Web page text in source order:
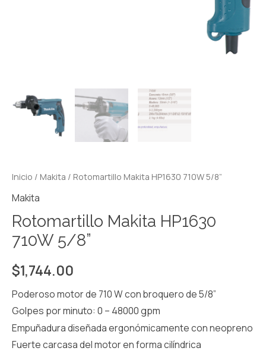
Inicio / Makita / Rotomartillo Makita HP1630 710W 5/8”
Makita
Rotomartillo Makita HP1630
710W 5/8”
$1,744.00
Poderoso motor de 710 W con broquero de 5/8”
Golpes por minuto: 0 – 48000 gpm
Empuñadura diseñada ergonómicamente con neopreno
Fuerte carcasa del motor en forma cilíndrica